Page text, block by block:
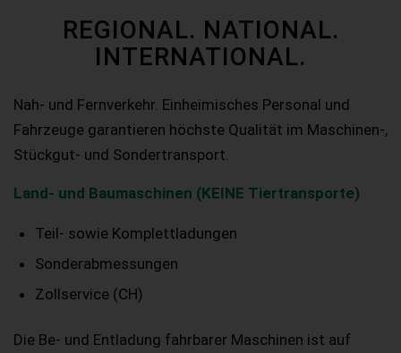
REGIONAL. NATIONAL.
INTERNATIONAL.
Nah- und Fernverkehr. Einheimisches Personal und
Fahrzeuge garantieren höchste Qualität im Maschinen-,
Stückgut- und Sondertransport.
Land- und Baumaschinen (KEINE Tiertransporte)
Teil- sowie Komplettladungen
Sonderabmessungen
Zollservice (CH)
Die Be- und Entladung fahrbarer Maschinen ist auf